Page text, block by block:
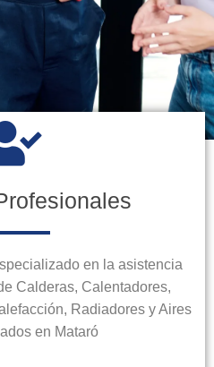
en la asistencia
Calderas, Calentadores,
Radiadores y Aires
en Mataró